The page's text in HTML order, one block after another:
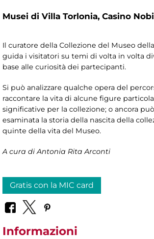
Musei di Villa Torlonia, Casino
Il curatore della Collezione del Museo
guida i visitatori su temi di volta in volta
base alle curiosità dei partecipanti.
Si può analizzare qualche opera del
raccontare la vita di alcune figure
significative per la collezione; o ancora
esaminata la storia della nascita della
quinte della vita del Museo.
A cura di Antonia Rita Arconti
Gratis con la MIC card
Informazioni